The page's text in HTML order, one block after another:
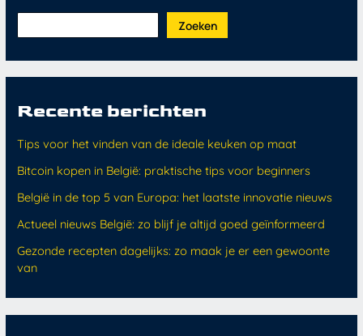
Zoeken
Recente berichten
Tips voor het vinden van de ideale keuken op maat
Bitcoin kopen in België: praktische tips voor beginners
België in de top 5 van Europa: het laatste innovatie nieuws
Actueel nieuws België: zo blijf je altijd goed geïnformeerd
Gezonde recepten dagelijks: zo maak je er een gewoonte
van